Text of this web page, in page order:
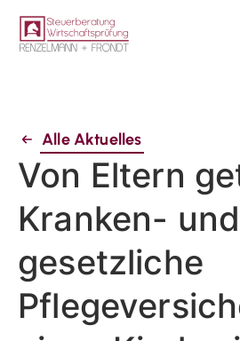
Alle Aktuelles
Von Eltern
Kranken- und
gesetzliche